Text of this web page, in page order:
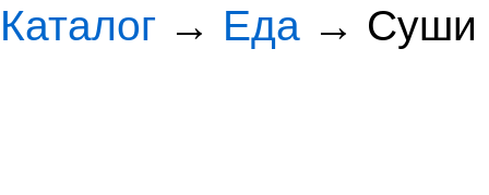
Каталог → Еда → Суши